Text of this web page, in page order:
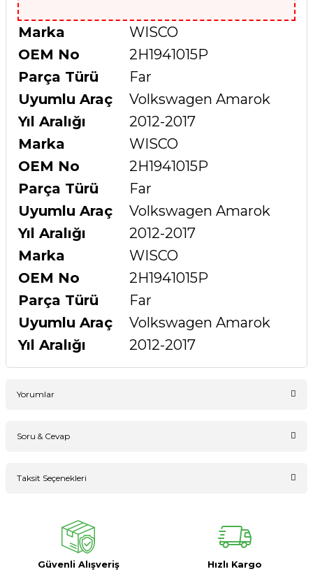
Marka
WISCO
OEM No
2H1941015P
Parça Türü
Far
Uyumlu Araç
Volkswagen Amarok
Yıl Aralığı
2012-2017
Marka
WISCO
OEM No
2H1941015P
Parça Türü
Far
Uyumlu Araç
Volkswagen Amarok
Yıl Aralığı
2012-2017
Marka
WISCO
OEM No
2H1941015P
Parça Türü
Far
Uyumlu Araç
Volkswagen Amarok
Yıl Aralığı
2012-2017
Yorumlar
Soru & Cevap
Taksit Seçenekleri
Güvenli Alışveriş
Hızlı Kargo